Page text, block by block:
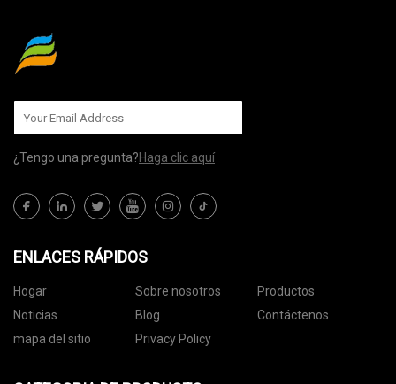
¿Tengo una pregunta?Haga clic aquí
ENLACES RÁPIDOS
Hogar Sobre nosotros
Productos
Noticias
Blog
Contáctenos
mapa del sitio
Privacy Policy